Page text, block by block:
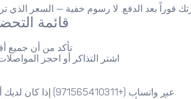
قائمة
تأكد من أن جميع
اشتر التذاكر أو احجز
اتصل بـ Lodging.ae عبر واتساب (+971565410311) إذا كان لديك أسئلة عن الاستراحة